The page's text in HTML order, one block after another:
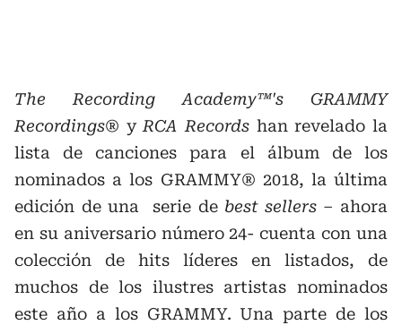
The Recording Academy™'s GRAMMY
Recordings® y RCA Records han revelado la
lista de canciones para el álbum de los
nominados a los GRAMMY® 2018, la última
edición de una serie de best sellers – ahora
en su aniversario número 24- cuenta con una
colección de hits líderes en listados, de
muchos de los ilustres artistas nominados
este año a los GRAMMY. Una parte de los